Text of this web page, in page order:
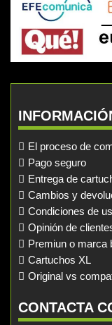
El proceso de
Pago seguro
Entrega de
Cambios y
Condiciones de
Opinión de
Premiun o marca
Cartuchos XL
Original vs
CONTACTA